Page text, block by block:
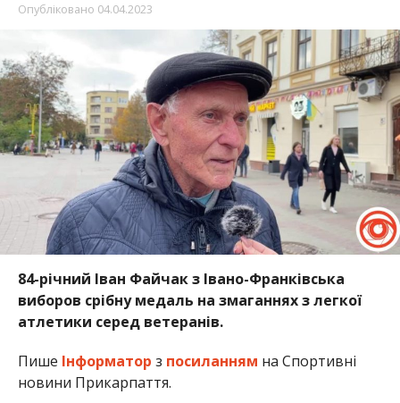
Опубліковано 04.04.2023
84-річний Іван Файчак з Івано-Франківська
виборов срібну медаль на змаганнях з легкої
атлетики серед ветеранів.
Пише Інформатор з посиланням на Спортивні
новини Прикарпаття.